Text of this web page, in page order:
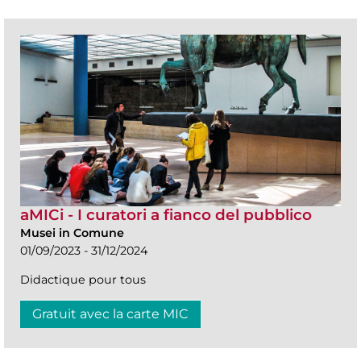
aMICi - I curatori a fianco del pubblico
Musei in Comune
01/09/2023 - 31/12/2024
Didactique pour tous
Gratuit avec la carte MIC